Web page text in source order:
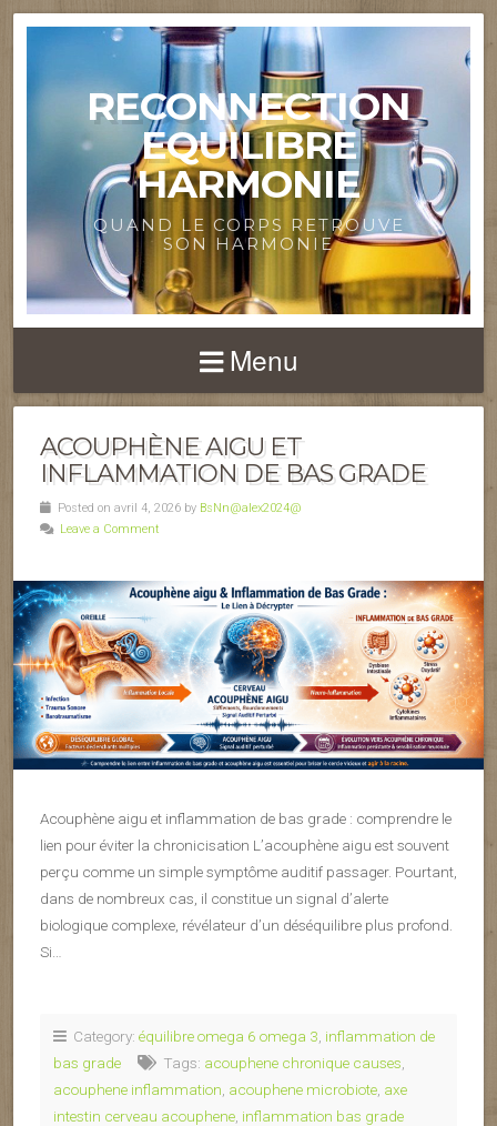
RECONNECTION
EQUILIBRE
HARMONIE
QUAND LE CORPS RETROUVE
SON HARMONIE
Menu
ACOUPHÈNE AIGU ET
INFLAMMATION DE BAS GRADE
Posted on avril 4, 2026 by BsNn@alex2024@
Leave a Comment
Acouphène aigu et inflammation de bas grade : comprendre le
lien pour éviter la chronicisation L’acouphène aigu est souvent
perçu comme un simple symptôme auditif passager. Pourtant,
dans de nombreux cas, il constitue un signal d’alerte
biologique complexe, révélateur d’un déséquilibre plus profond.
Si…
Category: équilibre omega 6 omega 3 inflammation de
bas grade
Tags: acouphene chronique causes
acouphene inflammation acouphene microbiote axe
intestin cerveau acouphene inflammation bas grade